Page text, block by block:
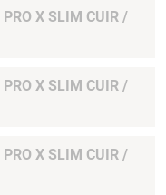
PRO X SLIM CUIR /
PRO X SLIM CUIR /
PRO X SLIM CUIR /